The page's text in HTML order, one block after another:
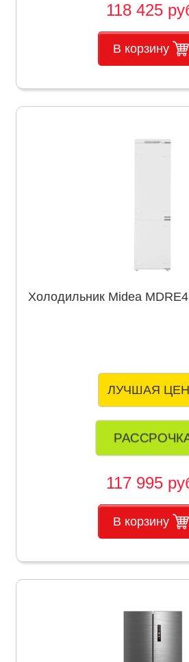
118 425
В корзину
Холодильник Midea
ЛУЧШАЯ
117 995
В корзину